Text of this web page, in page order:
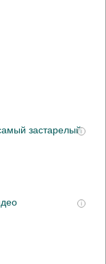
i
застарелый
i